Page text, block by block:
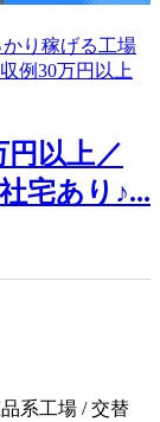
円以上／
宅あり♪...
系工場 / 交替